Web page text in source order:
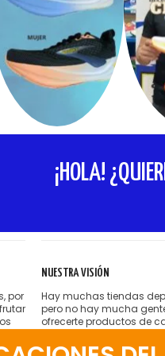
¡HOLA!
por
NUESTRA VISIÓN
Hay muchas tiendas
pero no hay mucha
ofrecerte productos de
sin pretender cobrarte
Nos gusta la idea de